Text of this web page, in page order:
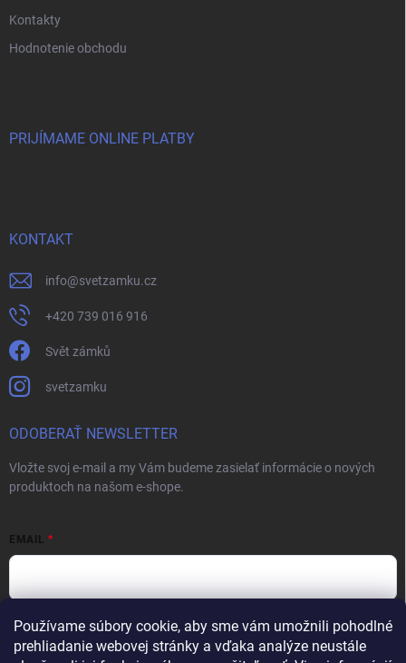
Používame súbory cookie, aby sme vám umožnili pohodlné
prehliadanie webovej stránky a vďaka analýze neustále
Kontakty
Hodnotenie obchodu
PRIJÍMAME ONLINE PLATBY
KONTAKT
info@svetzamku.cz
+420 739 016 916
Svět zámků
svetzamku
ODOBERAŤ NEWSLETTER
Vložte svoj e-mail a my Vám budeme zasielať informácie o nových
produktoch na našom e-shope.
EMAIL
Vložením e-mailu súhlasíte spodmienkami ochrany osobných údajov
Prihlásiť sa